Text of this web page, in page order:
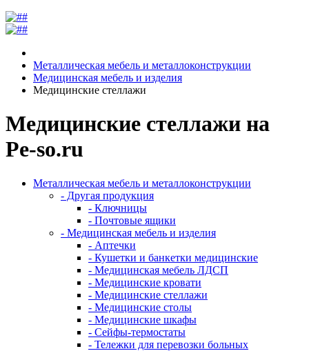
Металлическая мебель и металлоконструкции
Медицинская мебель и изделия
Медицинские стеллажи
Медицинские стеллажи на
Pe-so.ru
Металлическая мебель и металлоконструкции
- Другая продукция
- Ключницы
- Почтовые ящики
- Медицинская мебель и изделия
- Аптечки
- Кушетки и банкетки медицинские
- Медицинская мебель ЛДСП
- Медицинские кровати
- Медицинские стеллажи
- Медицинские столы
- Медицинские шкафы
- Сейфы-термостаты
- Тележки для перевозки больных